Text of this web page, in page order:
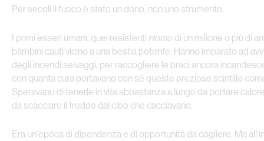
Per secoli il fuoco è stato un dono, non uno strumento.
I primi esseri umani, quei resistenti Homo di un milione o più di
bambini cauti vicino a una bestia potente. Hanno imparato ad
degli incendi selvaggi, per raccogliere le braci ancora
con quanta cura portavano con sé queste preziose scintille
Speravano di tenerle in vita abbastanza a lungo da portare
da scacciare il freddo dal cibo che cacciavano.
Era un'epoca di dipendenza e di opportunità da cogliere. Ma